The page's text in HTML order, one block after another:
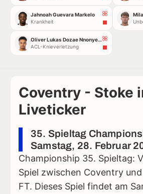
Jahnoah Guevara Markelo
Krankheit
Oliver Lukas Dozae Nnonyelu Dovin
ACL-Knieverletzung
Coventry - Stoke
Liveticker
35. Spieltag
Samstag, 28. Februar
Championship 35. Spieltag:
Spiel zwischen Coventry
FT. Dieses Spiel findet am